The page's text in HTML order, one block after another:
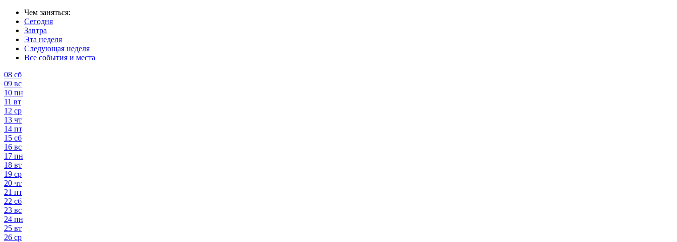
Чем заняться:
Сегодня
Завтра
Эта неделя
Следующая неделя
Все события и места
08 сб
09 вс
10 пн
11 вт
12 ср
13 чт
14 пт
15 сб
16 вс
17 пн
18 вт
19 ср
20 чт
21 пт
22 сб
23 вс
24 пн
25 вт
26 ср